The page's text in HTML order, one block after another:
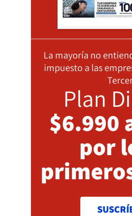
La mayoría no
impuesto a las
Plan
$6.990
por